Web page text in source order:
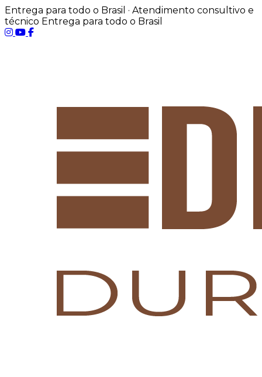
Entrega para todo o Brasil · Atendimento consultivo e
técnico Entrega para todo o Brasil